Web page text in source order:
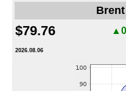
$79.76
2026.08.06